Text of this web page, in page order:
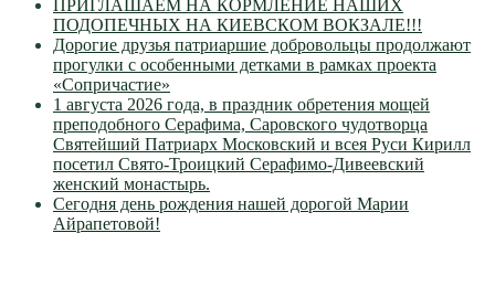
ПРИГЛАШАЕМ НА КОРМЛЕНИЕ НАШИХ
ПОДОПЕЧНЫХ НА КИЕВСКОМ ВОКЗАЛЕ!!!
Дорогие друзья патриаршие добровольцы продолжают
прогулки с особенными детками в рамках проекта
«Сопричастие»
1 августа 2026 года, в праздник обретения мощей
преподобного Серафима, Саровского чудотворца
Святейший Патриарх Московский и всея Руси Кирилл
посетил Свято-Троицкий Серафимо-Дивеевский
женский монастырь.
Сегодня день рождения нашей дорогой Марии
Айрапетовой!